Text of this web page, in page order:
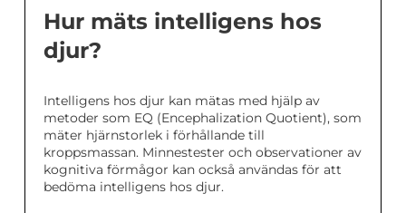
Hur mäts intelligens hos
djur?
Intelligens hos djur kan mätas med hjälp av
metoder som EQ (Encephalization Quotient), som
mäter hjärnstorlek i förhållande till
kroppsmassan. Minnestester och observationer av
kognitiva förmågor kan också användas för att
bedöma intelligens hos djur.